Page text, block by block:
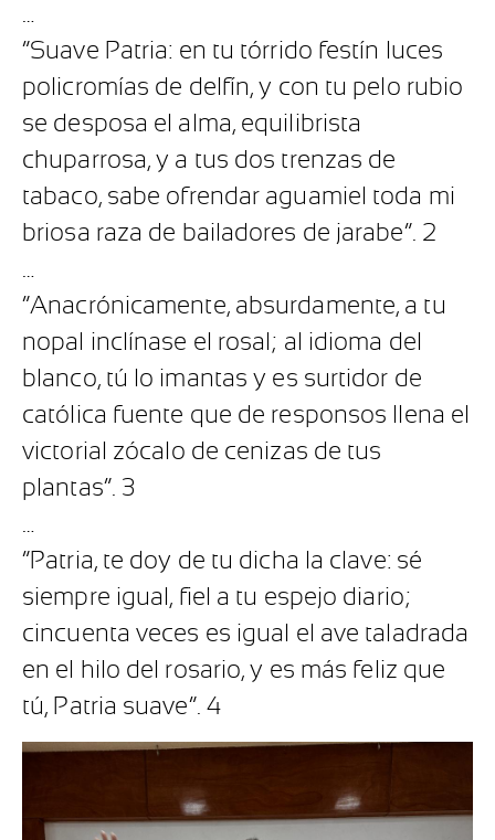
…
“Suave Patria: en tu tórrido festín luces
policromías de delfín, y con tu pelo rubio
se desposa el alma, equilibrista
chuparrosa, y a tus dos trenzas de
tabaco, sabe ofrendar aguamiel toda mi
briosa raza de bailadores de jarabe”. 2
…
“Anacrónicamente, absurdamente, a tu
nopal inclínase el rosal; al idioma del
blanco, tú lo imantas y es surtidor de
católica fuente que de responsos llena el
victorial zócalo de cenizas de tus
plantas”. 3
…
“Patria, te doy de tu dicha la clave: sé
siempre igual, fiel a tu espejo diario;
cincuenta veces es igual el ave taladrada
en el hilo del rosario, y es más feliz que
tú, Patria suave”. 4